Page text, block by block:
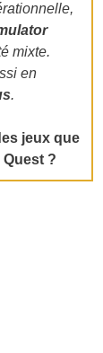
mixte.
en
.
jeux que
?